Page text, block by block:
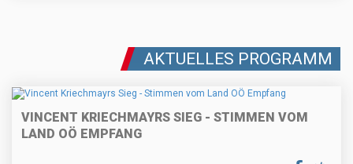
AKTUELLES PROGRAMM
VINCENT KRIECHMAYRS SIEG - STIMMEN VOM
LAND OÖ EMPFANG